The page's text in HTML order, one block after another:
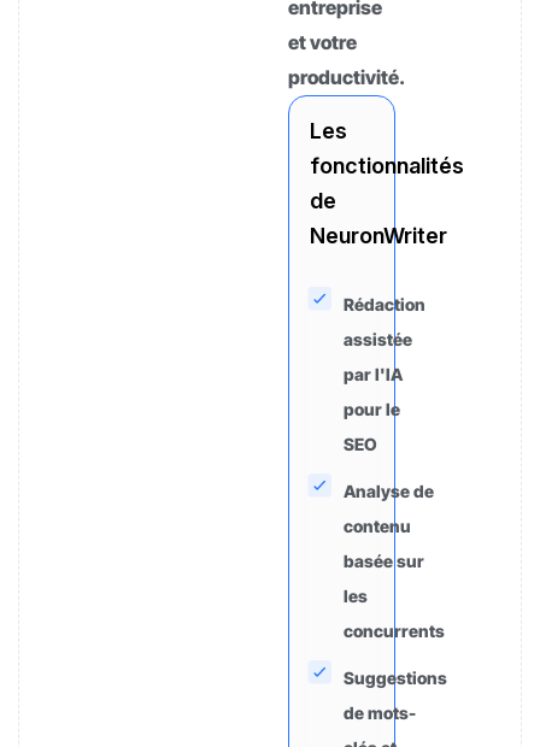
entreprise
et votre
productivité.
Les
fonctionnalités
de
NeuronWriter
Rédaction
assistée
par l'IA
pour le
SEO
Analyse de
contenu
basée sur
les
concurrents
Suggestions
de mots-